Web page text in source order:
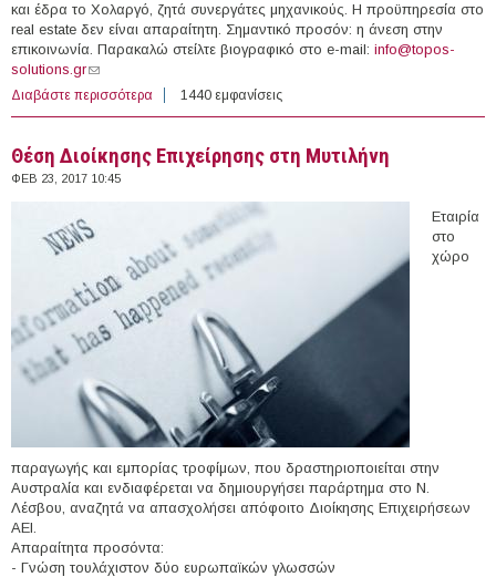
και έδρα το Χολαργό, ζητά συνεργάτες μηχανικούς. Η προϋπηρεσία στο
real estate δεν είναι απαραίτητη. Σημαντικό προσόν: η άνεση στην
επικοινωνία. Παρακαλώ στείλτε βιογραφικό στο e-mail: info@topos-
solutions.gr(link sends e-mail)
Διαβάστε περισσότερα για Θέσεις Εργασίας Μηχανικών στην Ελλάδα
1440 εμφανίσεις
Θέση Διοίκησης Επιχείρησης στη Μυτιλήνη
ΦΕΒ 23, 2017 10:45
Εταιρία
στο
χώρο
παραγωγής και εμπορίας τροφίμων, που δραστηριοποιείται στην
Αυστραλία και ενδιαφέρεται να δημιουργήσει παράρτημα στο Ν.
Λέσβου, αναζητά να απασχολήσει απόφοιτο Διοίκησης Επιχειρήσεων
ΑΕΙ.
Απαραίτητα προσόντα:
- Γνώση τουλάχιστον δύο ευρωπαϊκών γλωσσών